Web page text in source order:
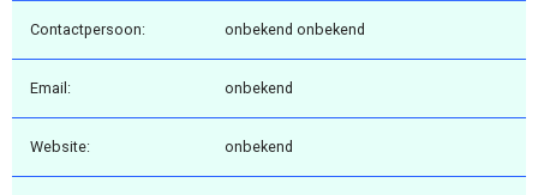
Contactpersoon: onbekend onbekend
Email: onbekend
Website: onbekend